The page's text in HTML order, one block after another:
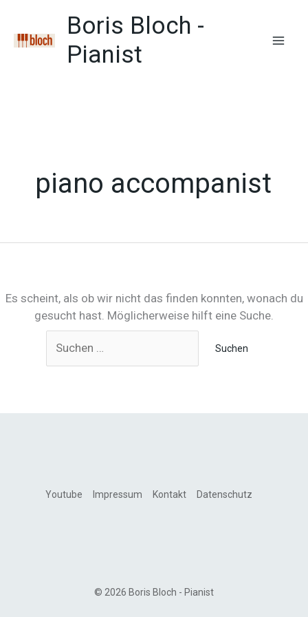
springen
Boris Bloch -
Pianist
piano accompanist
Es scheint, als ob wir nicht das finden konnten, wonach du
gesucht hast. Möglicherweise hilft eine Suche.
nach:
Youtube Impressum Kontakt Datenschutz
© 2026 Boris Bloch - Pianist